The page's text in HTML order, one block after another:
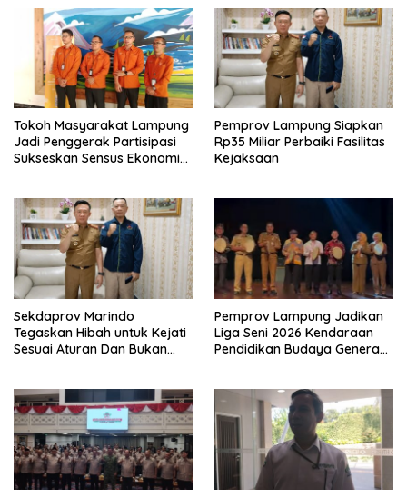
Tokoh Masyarakat Lampung
Jadi Penggerak Partisipasi
Sukseskan Sensus Ekonomi
Pemprov Lampung Siapkan
Rp35 Miliar Perbaiki Fasilitas
Kejaksaan
Sekdaprov Marindo
Tegaskan Hibah untuk Kejati
Sesuai Aturan Dan Bukan
Pemprov Lampung Jadikan
Liga Seni 2026 Kendaraan
Pendidikan Budaya Generasi